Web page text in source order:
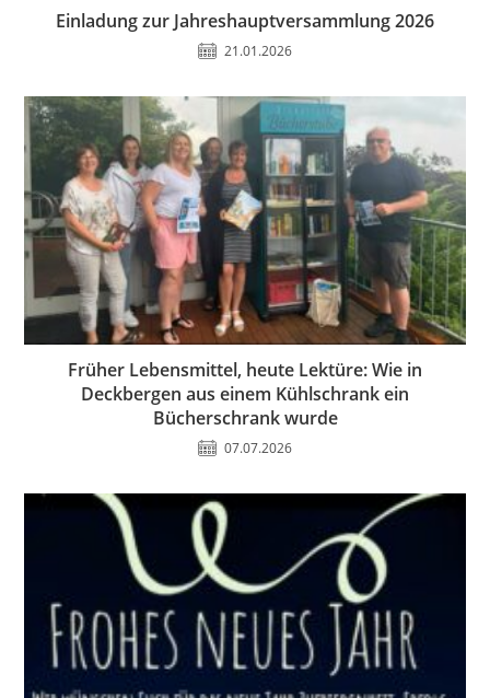
Einladung zur Jahreshauptversammlung 2026
21.01.2026
Früher Lebensmittel, heute Lektüre: Wie in
Deckbergen aus einem Kühlschrank ein
Bücherschrank wurde
07.07.2026